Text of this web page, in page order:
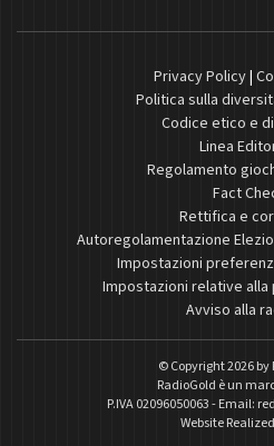
Privacy Policy|
Politica sulla
Codice etico e
Linea
Regolamento
Fact
Rettifica e
Autoregolamentazione
Impostazioni
Impostazioni relative alla
Avviso alla
© Copyright 2026 by
RadioGold è un
P.IVA 02096050063 - Email:
Website